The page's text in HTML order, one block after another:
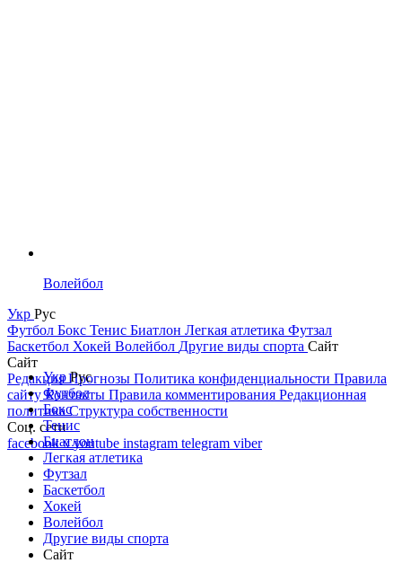
Волейбол
Укр Рус
Футбол Бокс Тенис Биатлон Легкая атлетика Футзал
Баскетбол Хокей Волейбол Другие виды спорта Сайт
Сайт
РедакцияПрогнозы Политика конфиденциальности Правила
сайтуКонтакты Правила комментирования Редакционная
политикаСтруктура собственности
Соц. сети
facebookxyoutube instagram telegram viber
УкрРус
Футбол
Бокс
Тенис
Биатлон
Легкая атлетика
Футзал
Баскетбол
Хокей
Волейбол
Другие виды спорта
Сайт